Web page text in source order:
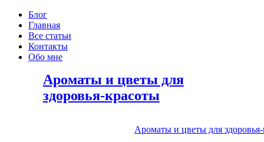
Блог
Главная
Все статьи
Контакты
Обо мне
Ароматы и цветы для
здоровья-красоты
Ароматы и цветы для